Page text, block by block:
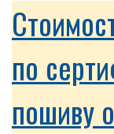
по
пошиву